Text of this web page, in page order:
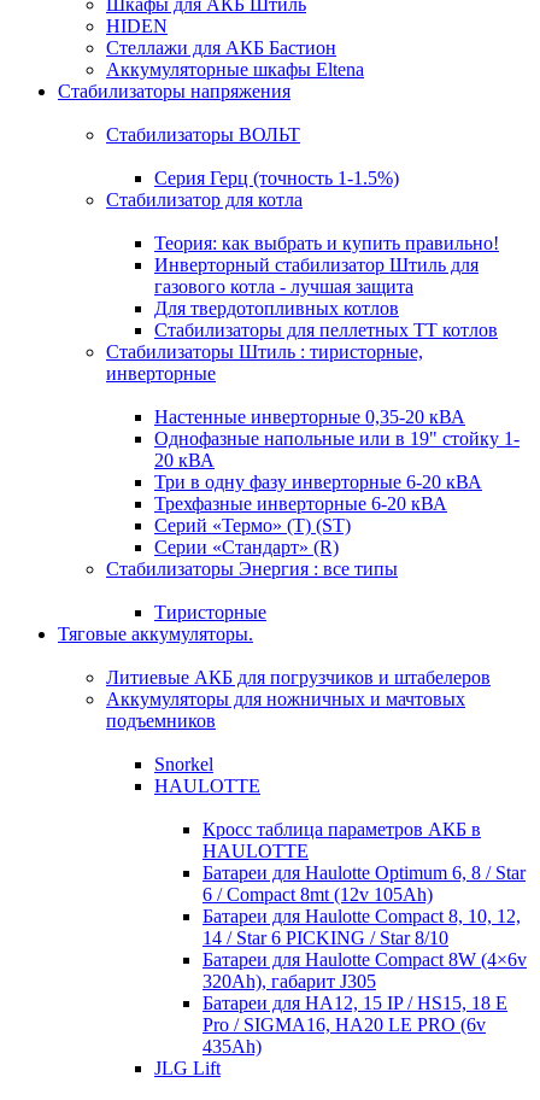
Шкафы для АКБ Штиль
HIDEN
Стеллажи для АКБ Бастион
Аккумуляторные шкафы Eltena
Стабилизаторы напряжения
Стабилизаторы ВОЛЬТ
Серия Герц (точность 1-1.5%)
Стабилизатор для котла
Теория: как выбрать и купить правильно!
Инверторный стабилизатор Штиль для
газового котла - лучшая защита
Для твердотопливных котлов
Стабилизаторы для пеллетных ТТ котлов
Стабилизаторы Штиль : тиристорные,
инверторные
Настенные инверторные 0,35-20 кВА
Однофазные напольные или в 19" стойку 1-
20 кВА
Три в одну фазу инверторные 6-20 кВА
Трехфазные инверторные 6-20 кВА
Серий «Термо» (T) (ST)
Серии «Стандарт» (R)
Стабилизаторы Энергия : все типы
Тиристорные
Тяговые аккумуляторы.
Литиевые АКБ для погрузчиков и штабелеров
Аккумуляторы для ножничных и мачтовых
подъемников
Snorkel
HAULOTTE
Кросc таблица параметров АКБ в
HAULOTTE
Батареи для Haulotte Optimum 6, 8 / Star
6 / Compact 8mt (12v 105Ah)
Батареи для Haulotte Compact 8, 10, 12,
14 / Star 6 PICKING / Star 8/10
Батареи для Haulotte Compact 8W (4×6v
320Ah), габарит J305
Батареи для HA12, 15 IP / HS15, 18 E
Pro / SIGMA16, HA20 LE PRO (6v
435Ah)
JLG Lift